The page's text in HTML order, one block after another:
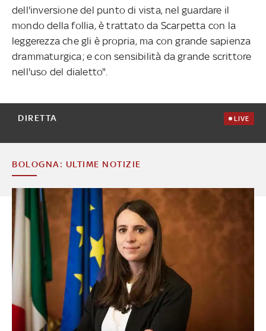
dell'inversione del punto di vista, nel guardare il
mondo della follia, è trattato da Scarpetta con la
leggerezza che gli è propria, ma con grande sapienza
drammaturgica; e con sensibilità da grande scrittore
nell'uso del dialetto".
DIRETTA LIVE
BOLOGNA: ULTIME NOTIZIE